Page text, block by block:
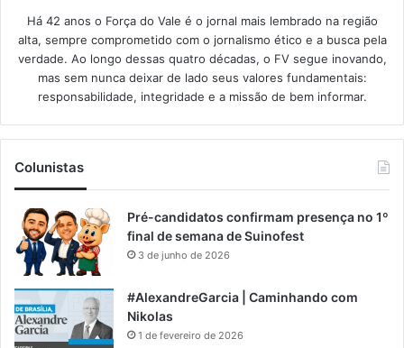
Há 42 anos o Força do Vale é o jornal mais lembrado na região
alta, sempre comprometido com o jornalismo ético e a busca pela
verdade. Ao longo dessas quatro décadas, o FV segue inovando,
mas sem nunca deixar de lado seus valores fundamentais:
responsabilidade, integridade e a missão de bem informar.​
Colunistas
Pré-candidatos confirmam presença no 1º
final de semana de Suinofest
3 de junho de 2026
#AlexandreGarcia | Caminhando com
Nikolas
1 de fevereiro de 2026